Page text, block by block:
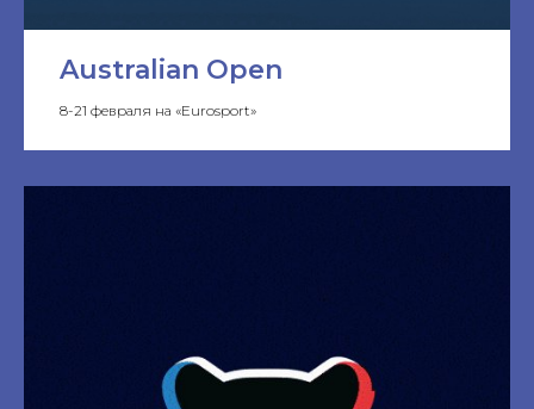
Australian Open
8-21 февраля на «Eurosport»